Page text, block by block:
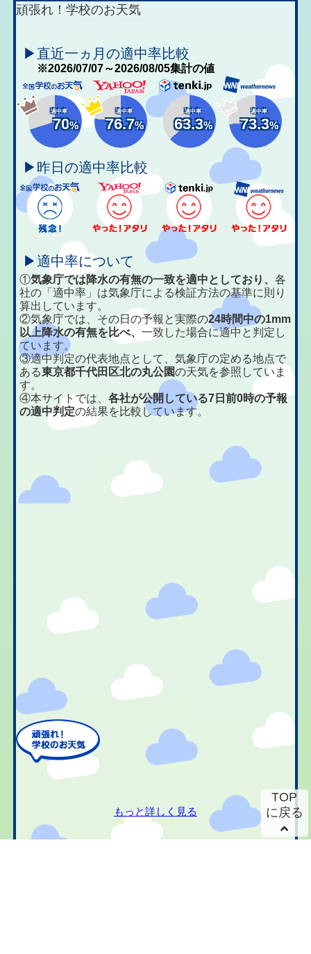
頑張れ！学校のお天気
▶直近一ヵ月の適中率比較
※2026/07/07～2026/08/05集計の値
適中率
70%
適中率
76.7%
適中率
63.3%
適中率
73.3%
▶昨日の適中率比較
▶適中率について
①気象庁では降水の有無の一致を適中としており、各
社の「適中率」は気象庁による検証方法の基準に則り
算出しています。
②気象庁では、その日の予報と実際の24時間中の1mm
以上降水の有無を比べ、一致した場合に適中と判定し
ています。
③適中判定の代表地点として、気象庁の定める地点で
ある東京都千代田区北の丸公園の天気を参照していま
す。
④本サイトでは、各社が公開している7日前0時の予報
の適中判定の結果を比較しています。
もっと詳しく見る
TOP
に戻る